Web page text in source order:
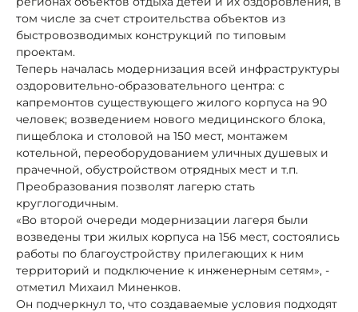
том числе за счет строительства объектов из
быстровозводимых конструкций по типовым
проектам.
Теперь началась модернизация всей инфраструктуры
оздоровительно-образовательного центра: с
капремонтов существующего жилого корпуса на 90
человек; возведением нового медицинского блока,
пищеблока и столовой на 150 мест, монтажем
котельной, переоборудованием уличных душевых и
прачечной, обустройством отрядных мест и т.п.
Преобразования позволят лагерю стать
круглогодичным.
«Во второй очереди модернизации лагеря были
возведены три жилых корпуса на 156 мест, состоялись
работы по благоустройству прилегающих к ним
территорий и подключение к инженерным сетям», -
отметил Михаил Миненков.
Он подчеркнул то, что создаваемые условия подходят